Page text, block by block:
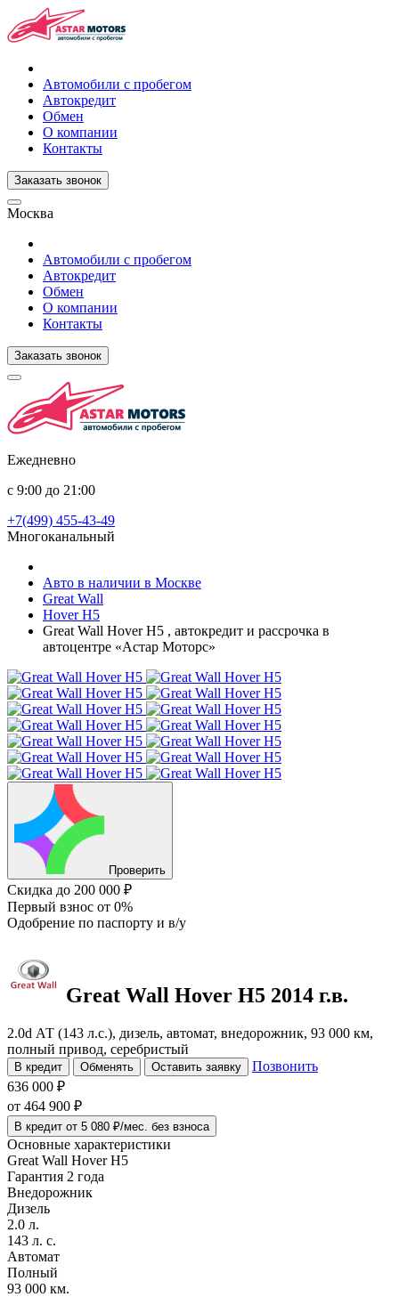
Автомобили с пробегом
Автокредит
Обмен
О компании
Контакты
Заказать звонок
Москва
Автомобили с пробегом
Автокредит
Обмен
О компании
Контакты
Заказать звонок
Ежедневно
с 9:00 до 21:00
+7(499) 455-43-49
Многоканальный
Авто в наличии в Москве
Great Wall
Hover H5
Great Wall Hover H5 , автокредит и рассрочка в
автоцентре «Астар Моторс»
Проверить
Скидка до 200 000 ₽
Первый взнос от 0%
Одобрение по паспорту и в/у
Great Wall Hover H5 2014 г.в.
2.0d АТ (143 л.с.), дизель, автомат, внедорожник, 93 000 км,
полный привод, серебристый
В кредит Обменять Оставить заявку
Позвонить
636 000 ₽
от 464 900 ₽
В кредит от 5 080 ₽/мес. без взноса
Основные характеристики
Great Wall Hover H5
Гарантия 2 года
Внедорожник
Дизель
2.0 л.
143 л. с.
Автомат
Полный
93 000 км.